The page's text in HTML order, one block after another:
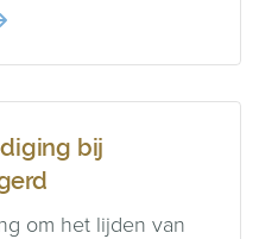
bij
om het lijden van